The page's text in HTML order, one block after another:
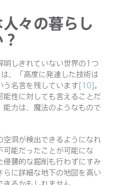
々の暮らし
しきれていない世界の1つ
、「高度に発達した技術は
名言を残しています[10]。
性に対しても言えることだ
力は、魔法のようなもので
洞が検出できるようになれ
能だったことが可能にな
襲的な掘削も行わずにすみ
に詳細な地下の地図を高い